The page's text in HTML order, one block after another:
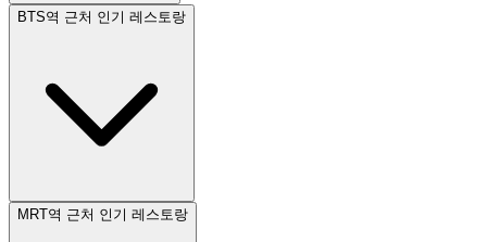
BTS역 근처 인기 레스토랑
MRT역 근처 인기 레스토랑